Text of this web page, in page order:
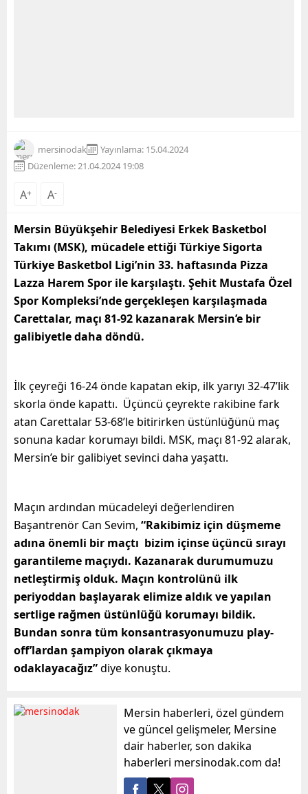
mersinodak
Yayınlama: 15.04.2024
Düzenleme: 21.04.2024 19:08
A+ A-
Mersin Büyükşehir Belediyesi Erkek Basketbol
Takımı (MSK), mücadele ettiği Türkiye Sigorta
Türkiye Basketbol Ligi’nin 33. haftasında Pizza
Lazza Harem Spor ile karşılaştı. Şehit Mustafa Özel
Spor Kompleksi’nde gerçekleşen karşılaşmada
Carettalar, maçı 81-92 kazanarak Mersin’e bir
galibiyetle daha döndü.
İlk çeyreği 16-24 önde kapatan ekip, ilk yarıyı 32-47’lik
skorla önde kapattı. Üçüncü çeyrekte rakibine fark
atan Carettalar 53-68’le bitirirken üstünlüğünü maç
sonuna kadar korumayı bildi. MSK, maçı 81-92 alarak,
Mersin’e bir galibiyet sevinci daha yaşattı.
Maçın ardından mücadeleyi değerlendiren
Başantrenör Can Sevim, “Rakibimiz için düşmeme
adına önemli bir maçtı bizim içinse üçüncü sırayı
garantileme maçıydı. Kazanarak durumumuzu
netleştirmiş olduk. Maçın kontrolünü ilk
periyoddan başlayarak elimize aldık ve yapılan
sertlige rağmen üstünlüğü korumayı bildik.
Bundan sonra tüm konsantrasyonumuzu play-
off’lardan şampiyon olarak çıkmaya
odaklayacağız”diye konuştu.
Mersin haberleri, özel gündem
ve güncel gelişmeler, Mersine
dair haberler, son dakika
haberleri mersinodak.com da!